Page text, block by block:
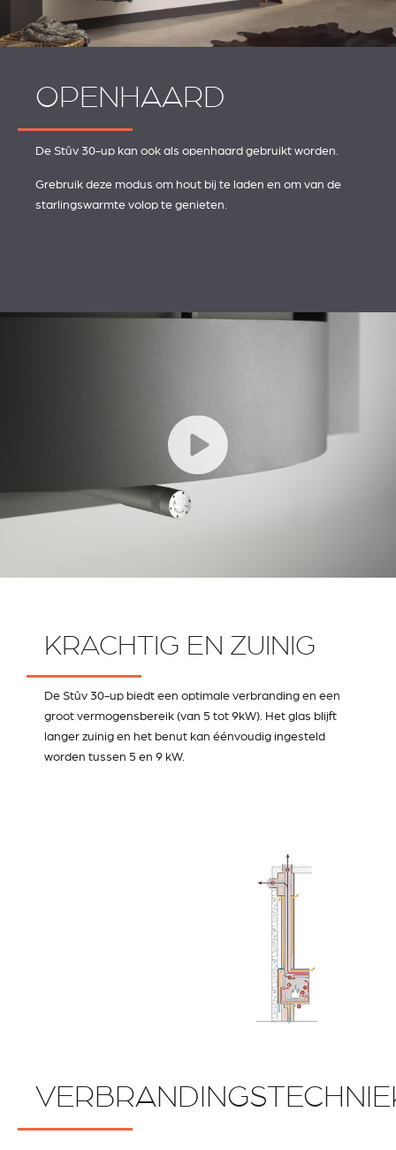
OPENHAARD
De Stûv 30-up kan ook als openhaard gebruikt worden.
Grebruik deze modus om hout bij te laden en om van de
starlingswarmte volop te genieten.
KRACHTIG EN ZUINIG
De Stûv 30-up biedt een optimale verbranding en een
groot vermogensbereik (van 5 tot 9kW). Het glas blijft
langer zuinig en het benut kan éénvoudig ingesteld
worden tussen 5 en 9 kW.